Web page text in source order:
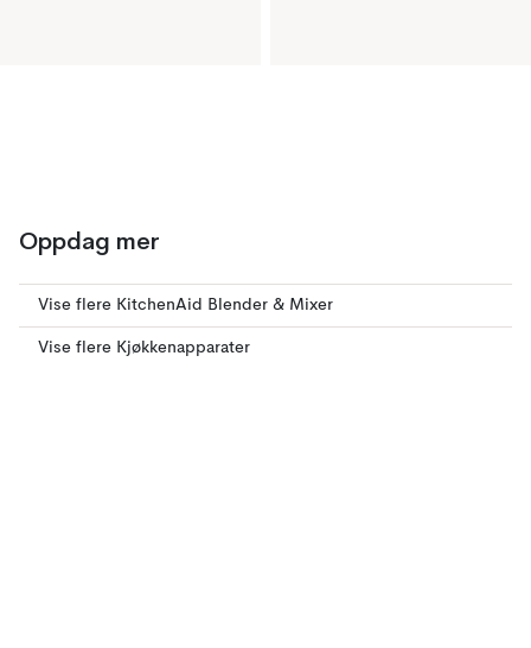
Oppdag mer
Vise flere KitchenAid Blender & Mixer
Vise flere Kjøkkenapparater